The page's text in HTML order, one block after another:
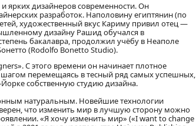
ярких дизайнеров современности. Он
разработок. Наполовину египтянин (по
художественный вкус Кариму привил отец —
дизайну Рашид обучался в
бакалавра, продолжил учёбу в Неаполе
(Rodolfo Bonetto Studio).
С этого времени он начинает плотное
шагом перемещаясь в тесный ряд самых успешных,
собственную студию дизайна.
натуральным. Новейшие технологии
что изменить мир в лучшую сторону можно
«Я хочу изменить мир» («I want to change